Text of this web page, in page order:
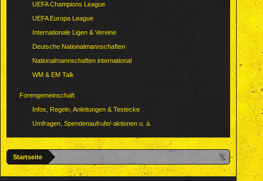
UEFA Champions League
UEFA Europa League
Internationale Ligen & Vereine
Deutsche Nationalmannschaften
Nationalmannschaften international
WM & EM Talk
Forengemeinschaft
Infos, Regeln, Anleitungen & Testecke
Umfragen, Spendenaufrufe/-aktionen u. ä.
Startseite